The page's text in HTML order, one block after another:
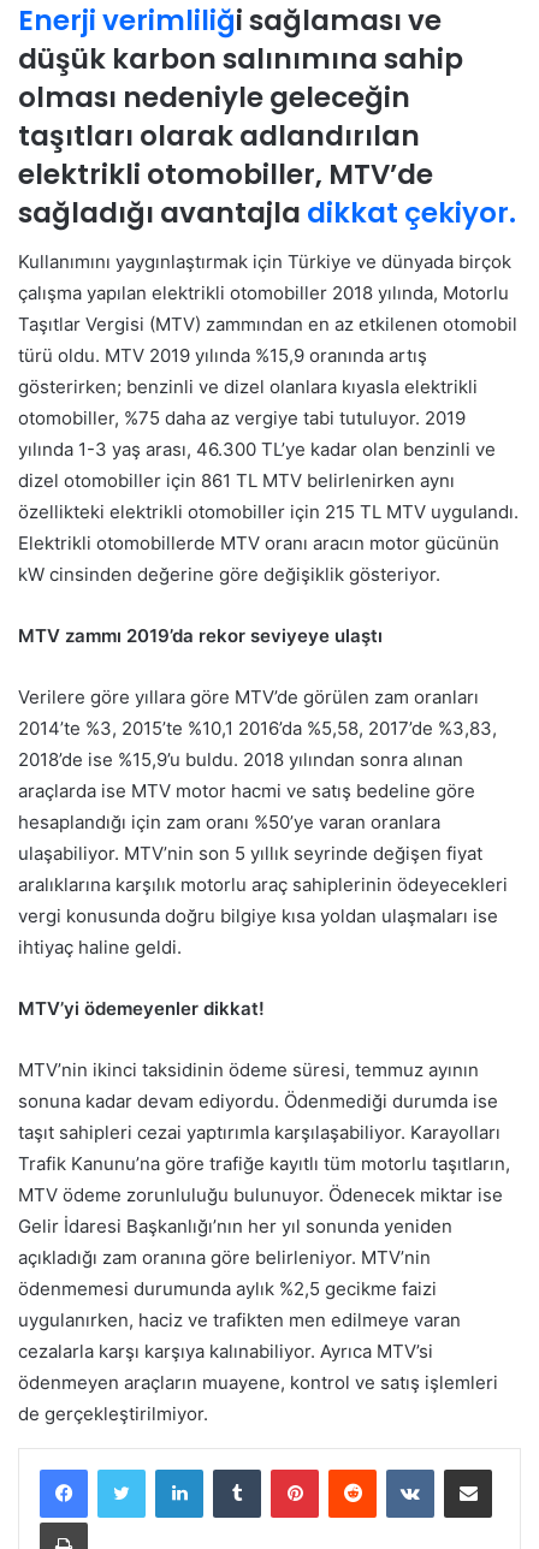
Enerji verimliliği sağlaması ve
düşük karbon salınımına sahip
olması nedeniyle geleceğin
taşıtları olarak adlandırılan
elektrikli otomobiller, MTV’de
sağladığı avantajla dikkat çekiyor.
Kullanımını yaygınlaştırmak için Türkiye ve dünyada birçok
çalışma yapılan elektrikli otomobiller 2018 yılında, Motorlu
Taşıtlar Vergisi (MTV) zammından en az etkilenen otomobil
türü oldu. MTV 2019 yılında %15,9 oranında artış
gösterirken; benzinli ve dizel olanlara kıyasla elektrikli
otomobiller, %75 daha az vergiye tabi tutuluyor. 2019
yılında 1-3 yaş arası, 46.300 TL’ye kadar olan benzinli ve
dizel otomobiller için 861 TL MTV belirlenirken aynı
özellikteki elektrikli otomobiller için 215 TL MTV uygulandı.
Elektrikli otomobillerde MTV oranı aracın motor gücünün
kW cinsinden değerine göre değişiklik gösteriyor.
MTV zammı 2019’da rekor seviyeye ulaştı
Verilere göre yıllara göre MTV’de görülen zam oranları
2014’te %3, 2015’te %10,1 2016’da %5,58, 2017’de %3,83,
2018’de ise %15,9’u buldu. 2018 yılından sonra alınan
araçlarda ise MTV motor hacmi ve satış bedeline göre
hesaplandığı için zam oranı %50’ye varan oranlara
ulaşabiliyor. MTV’nin son 5 yıllık seyrinde değişen fiyat
aralıklarına karşılık motorlu araç sahiplerinin ödeyecekleri
vergi konusunda doğru bilgiye kısa yoldan ulaşmaları ise
ihtiyaç haline geldi.
MTV’yi ödemeyenler dikkat!
MTV’nin ikinci taksidinin ödeme süresi, temmuz ayının
sonuna kadar devam ediyordu. Ödenmediği durumda ise
taşıt sahipleri cezai yaptırımla karşılaşabiliyor. Karayolları
Trafik Kanunu’na göre trafiğe kayıtlı tüm motorlu taşıtların,
MTV ödeme zorunluluğu bulunuyor. Ödenecek miktar ise
Gelir İdaresi Başkanlığı’nın her yıl sonunda yeniden
açıkladığı zam oranına göre belirleniyor. MTV’nin
ödenmemesi durumunda aylık %2,5 gecikme faizi
uygulanırken, haciz ve trafikten men edilmeye varan
cezalarla karşı karşıya kalınabiliyor. Ayrıca MTV’si
ödenmeyen araçların muayene, kontrol ve satış işlemleri
de gerçekleştirilmiyor.